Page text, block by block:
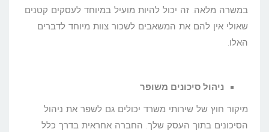
במשרה מלאה. זה יכול להיות מועיל במיוחד לעסקים קטנים
שאולי אין להם את המשאבים לשכור צוות מיוחד לדברים
האלו.
ניהול סיכונים משופר
מיקור חוץ של שירותי משרד יכולים גם לשפר את ניהול
הסיכונים בתוך העסק שלך. החברה אחראית בדרך כלל